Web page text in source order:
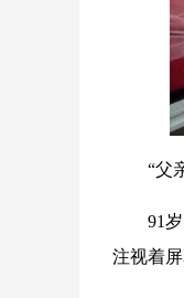
“父亲
91岁的
注视着